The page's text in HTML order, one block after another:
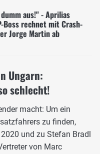
aus!" - Aprilias
Boss rechnet mit Crash-
Jorge Martin ab
Ungarn:
schlecht!
macht: Um ein
zu finden,
und zu Stefan Bradl
von Marc